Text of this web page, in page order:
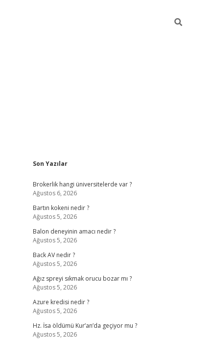
Sidebar
Son Yazılar
Brokerlik hangi üniversitelerde var ?
Ağustos 6, 2026
Bartın kokeni nedir ?
Ağustos 5, 2026
Balon deneyinin amacı nedir ?
Ağustos 5, 2026
Back AV nedir ?
Ağustos 5, 2026
Ağız spreyi sıkmak orucu bozar mı ?
Ağustos 5, 2026
Azure kredisi nedir ?
Ağustos 5, 2026
Hz. İsa öldümü Kur’an’da geçiyor mu ?
Ağustos 5, 2026